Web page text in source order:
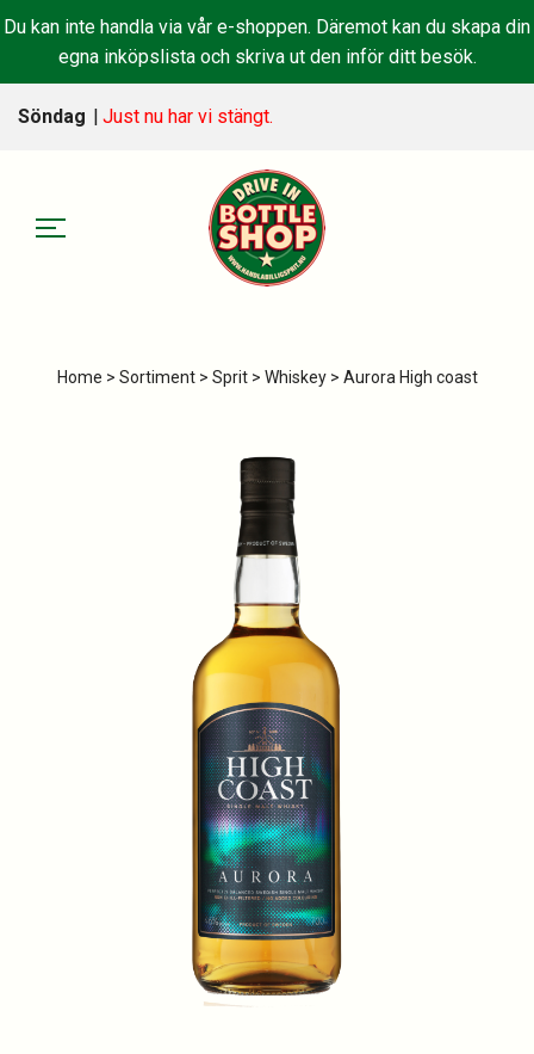
Du kan inte handla via vår e-shoppen. Däremot kan du skapa din
egna inköpslista och skriva ut den inför ditt besök.
Söndag | Just nu har vi stängt.
Home > Sortiment> Sprit> Whiskey> Aurora High coast